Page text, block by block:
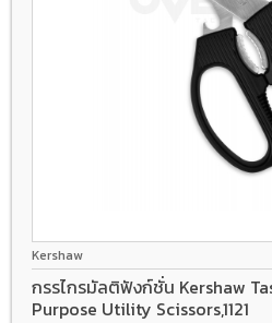
Kershaw
กรรไกรมัลติฟังก์ชั่น Kershaw
Purpose Utility Scissors,1121